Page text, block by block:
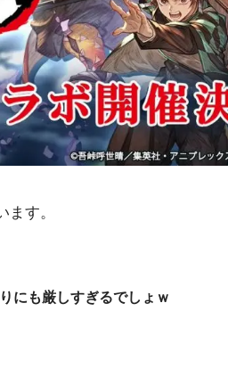
す。
にも厳しすぎるでしょｗ